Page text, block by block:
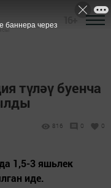
түләү буенча
816 0 0
1,5-3 яшьлек
иде.
баннера через